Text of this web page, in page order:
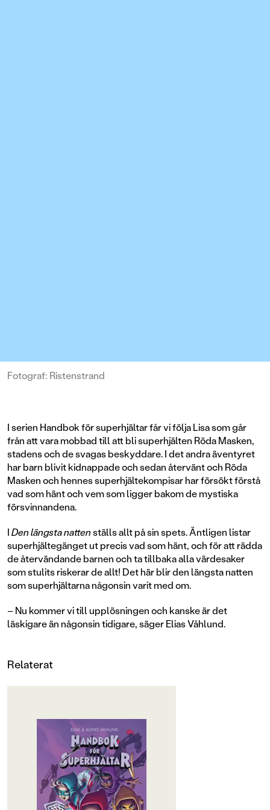
Fotograf: Ristenstrand
I serien Handbok för superhjältar får vi följa Lisa som går
från att vara mobbad till att bli superhjälten Röda Masken,
stadens och de svagas beskyddare. I det andra äventyret
har barn blivit kidnappade och sedan återvänt och Röda
Masken och hennes superhjältekompisar har försökt förstå
vad som hänt och vem som ligger bakom de mystiska
försvinnandena.
IDen längsta nattenställs allt på sin spets. Äntligen listar
superhjältegänget ut precis vad som hänt, och för att rädda
de återvändande barnen och ta tillbaka alla värdesaker
som stulits riskerar de allt! Det här blir den längsta natten
som superhjältarna någonsin varit med om.
– Nu kommer vi till upplösningen och kanske är det
läskigare än någonsin tidigare, säger Elias Våhlund.
Relaterat
OM BOKEN
Lisa, Robert och Max har äntligen
listat ut sambandet mellan
återvändarna och alla inbrotten i
Rosenhill. Nu gäller det bara att få
ett slut på det hela. Samtidigt är